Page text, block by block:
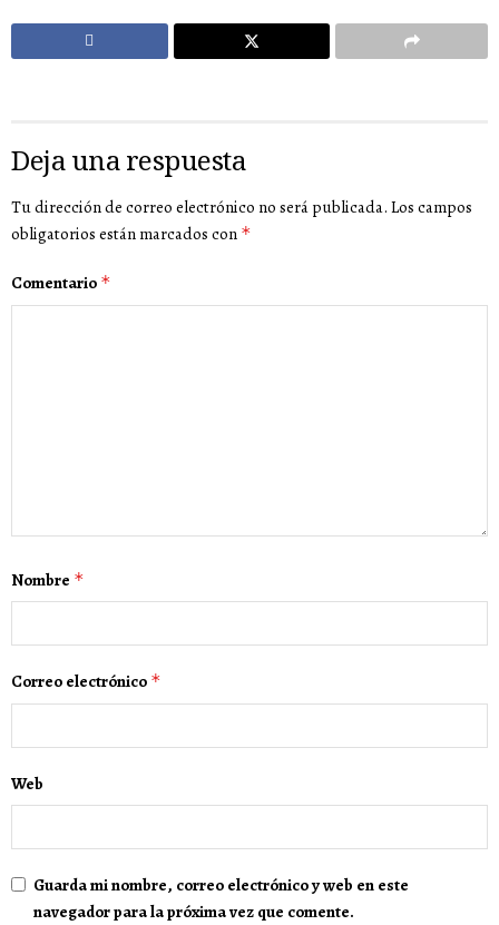
Deja una respuesta
Tu dirección de correo electrónico no será publicada. Los campos
obligatorios están marcados con *
Comentario *
Nombre *
Correo electrónico *
Web
Guarda mi nombre, correo electrónico y web en este
navegador para la próxima vez que comente.